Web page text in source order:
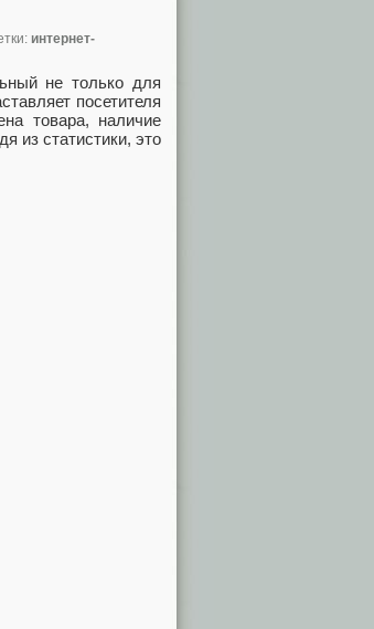
интернет-
не только для
посетителя
товара, наличие
из статистики, это